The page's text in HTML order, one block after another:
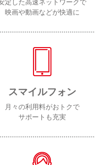
映画や動画などが快適に
スマイルフォン
月々の利用料がおトクで
サポートも充実